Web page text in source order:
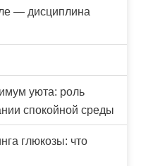
— дисциплина
уюта: роль
спокойной среды
глюкозы: что